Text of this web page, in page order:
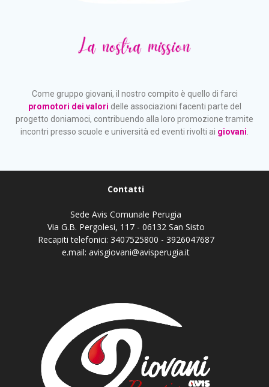
Come gruppo giovani, il nostro compito è quello di farci
promotori dei valori delle associazioni facenti parte del
progetto doniamoci, contribuendo alla loro promozione tramite
incontri presso scuole e università ed eventi rivolti ai giovani
Contatti
Sede Avis Comunale Perugia
Via G.B. Pergolesi, 117 - 06132 San Sisto
Recapiti telefonici: 3407525800 - 3926047687
e.mail: avisgiovani@avisperugia.it